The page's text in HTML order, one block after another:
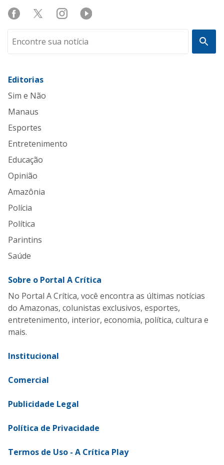
Editorias
Sim e Não
Manaus
Esportes
Entretenimento
Educação
Opinião
Amazônia
Polícia
Política
Parintins
Saúde
Sobre o Portal A Crítica
No Portal A Crítica, você encontra as últimas notícias
do Amazonas, colunistas exclusivos, esportes,
entretenimento, interior, economia, política, cultura e
mais.
Institucional
Comercial
Publicidade Legal
Política de Privacidade
Termos de Uso - A Crítica Play